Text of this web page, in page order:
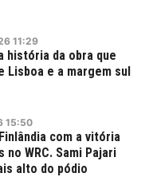
11:29
história da obra que
Lisboa e a margem sul
15:50
com a vitória
no WRC. Sami Pajari
alto do pódio